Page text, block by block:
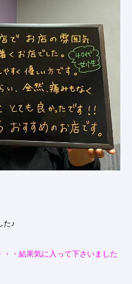
た♪
・結果気に入って下さいました